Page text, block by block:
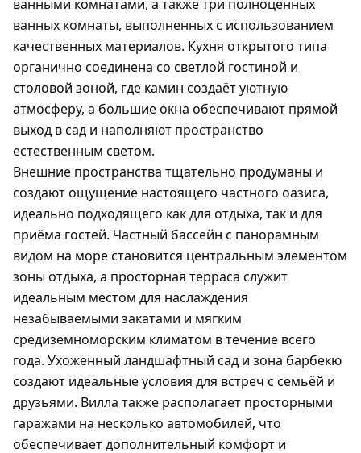
ванными комнатами, а также три полноценных
ванных комнаты, выполненных с использованием
качественных материалов. Кухня открытого типа
органично соединена со светлой гостиной и
столовой зоной, где камин создаёт уютную
атмосферу, а большие окна обеспечивают прямой
выход в сад и наполняют пространство
естественным светом.
Внешние пространства тщательно продуманы и
создают ощущение настоящего частного оазиса,
идеально подходящего как для отдыха, так и для
приёма гостей. Частный бассейн с панорамным
видом на море становится центральным элементом
зоны отдыха, а просторная терраса служит
идеальным местом для наслаждения
незабываемыми закатами и мягким
средиземноморским климатом в течение всего
года. Ухоженный ландшафтный сад и зона барбекю
создают идеальные условия для встреч с семьёй и
друзьями. Вилла также располагает просторными
гаражами на несколько автомобилей, что
обеспечивает дополнительный комфорт и